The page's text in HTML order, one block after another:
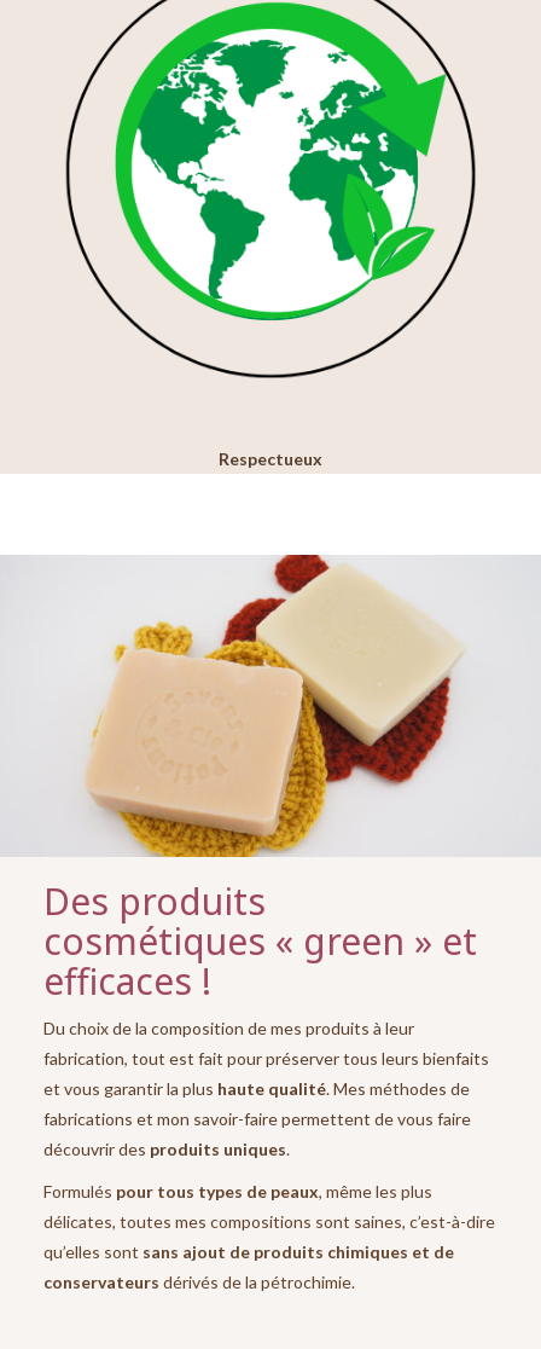
Respectueux
Des produits
cosmétiques « green » et
efficaces !
Du choix de la composition de mes produits à leur
fabrication, tout est fait pour préserver tous leurs bienfaits
et vous garantir la plus haute qualité. Mes méthodes de
fabrications et mon savoir-faire permettent de vous faire
découvrir des produits uniques.
Formulés pour tous types de peaux, même les plus
délicates, toutes mes compositions sont saines, c’est-à-dire
qu’elles sont sans ajout de produits chimiques et de
conservateurs dérivés de la pétrochimie.